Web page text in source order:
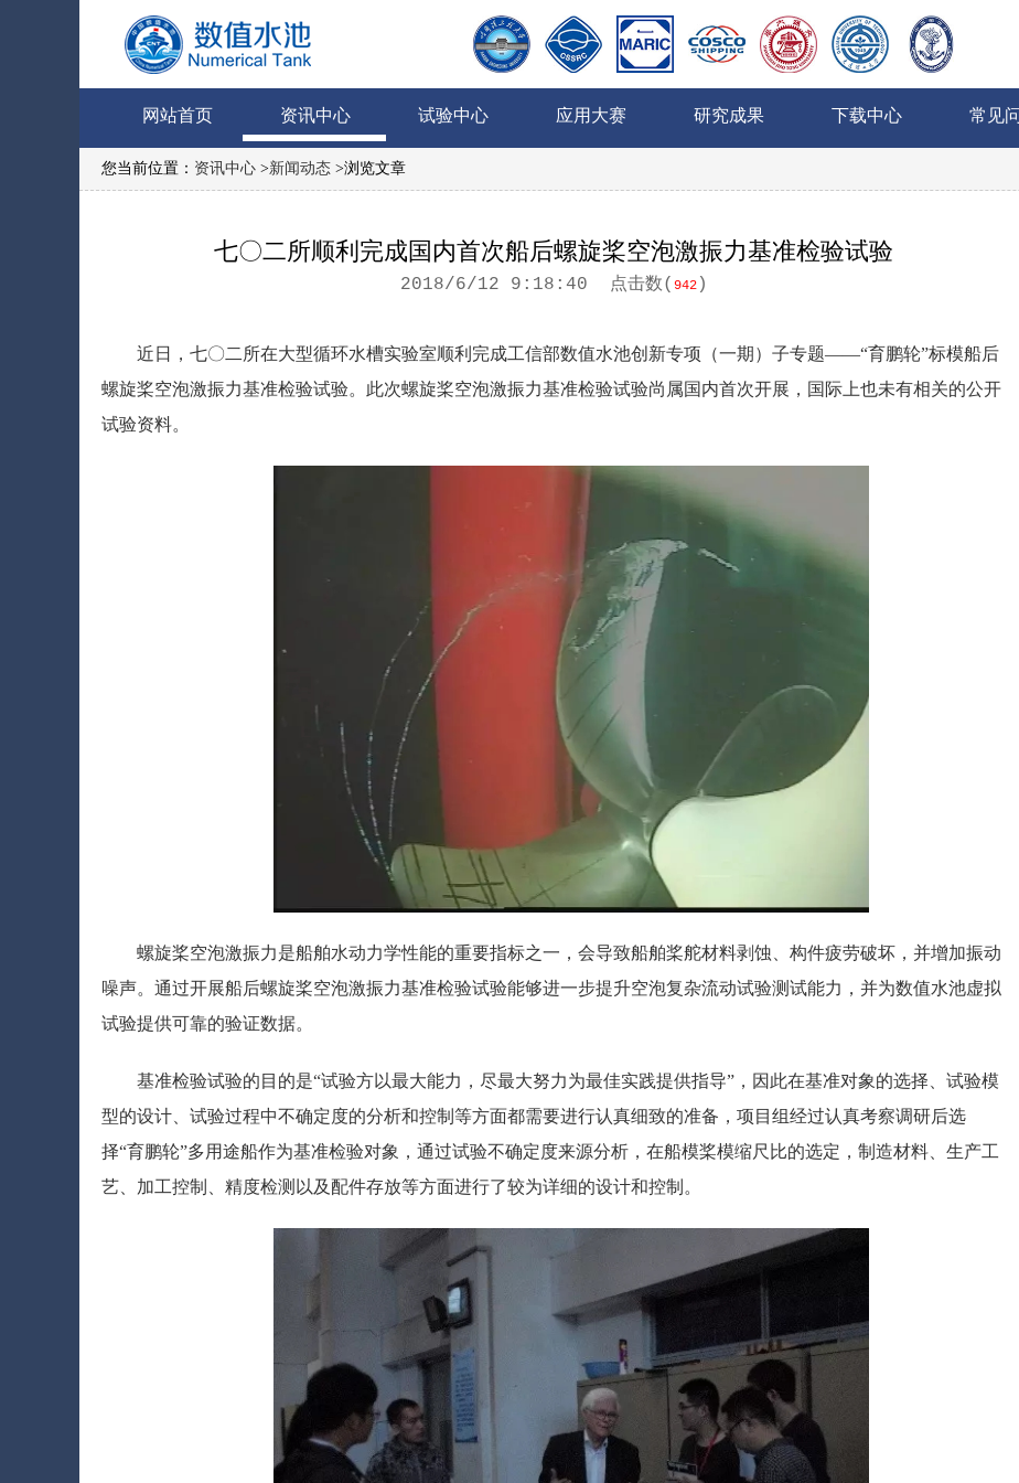
网站首页 资讯中心 试验中心 应用大赛 研究成果 下载中心 常见
您当前位置： 资讯中心 >新闻动态 >浏览文章
七〇二所顺利完成国内首次船后螺旋桨空泡激振力基准检验试验
2018/6/12 9:18:40 点击数( 942)
近日，七〇二所在大型循环水槽实验室顺利完成工信部数值水池创新专项（一期）子专题——“育鹏轮”标模船后
螺旋桨空泡激振力基准检验试验。此次螺旋桨空泡激振力基准检验试验尚属国内首次开展，国际上也未有相关的公开
试验资料。
螺旋桨空泡激振力是船舶水动力学性能的重要指标之一，会导致船舶桨舵材料剥蚀、构件疲劳破坏，并增加振动
噪声。通过开展船后螺旋桨空泡激振力基准检验试验能够进一步提升空泡复杂流动试验测试能力，并为数值水池虚拟
试验提供可靠的验证数据。
基准检验试验的目的是“试验方以最大能力，尽最大努力为最佳实践提供指导”，因此在基准对象的选择、试验模
型的设计、试验过程中不确定度的分析和控制等方面都需要进行认真细致的准备，项目组经过认真考察调研后选
择“育鹏轮”多用途船作为基准检验对象，通过试验不确定度来源分析，在船模桨模缩尺比的选定，制造材料、生产工
艺、加工控制、精度检测以及配件存放等方面进行了较为详细的设计和控制。